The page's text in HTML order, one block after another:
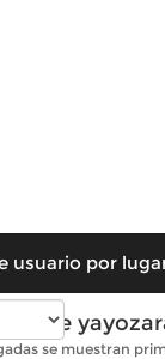
usuario por
de
se muestran